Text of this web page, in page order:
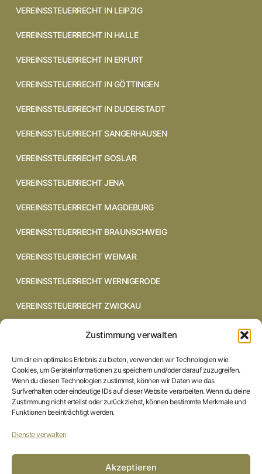
Zustimmung verwalten
Um dir ein optimales Erlebnis zu bieten, verwenden wir Technologien wie
Cookies, um Geräteinformationen zu speichern und/oder darauf zuzugreifen.
Wenn du diesen Technologien zustimmst, können wir Daten wie das
Surfverhalten oder eindeutige IDs auf dieser Website verarbeiten. Wenn du deine
Zustimmung nicht erteilst oder zurückziehst, können bestimmte Merkmale und
Funktionen beeinträchtigt werden.
Dienste verwalten
Akzeptieren
VEREINSSTEUERRECHT IN LEIPZIG
VEREINSSTEUERRECHT IN HALLE
VEREINSSTEUERRECHT IN ERFURT
VEREINSSTEUERRECHT IN GÖTTINGEN
VEREINSSTEUERRECHT IN DUDERSTADT
VEREINSSTEUERRECHT SANGERHAUSEN
VEREINSSTEUERRECHT GOSLAR
VEREINSSTEUERRECHT JENA
VEREINSSTEUERRECHT MAGDEBURG
VEREINSSTEUERRECHT BRAUNSCHWEIG
VEREINSSTEUERRECHT WEIMAR
VEREINSSTEUERRECHT WERNIGERODE
VEREINSSTEUERRECHT ZWICKAU
VEREINSSTEUERRECHT CHEMNITZ
VEREINSSTEUERRECHT DRESDEN
VEREINSSTEUERRECHT COTTBUS
VEREINSSTEUERRECHT IN BRAUNSCHWEIG
STARTSEITE